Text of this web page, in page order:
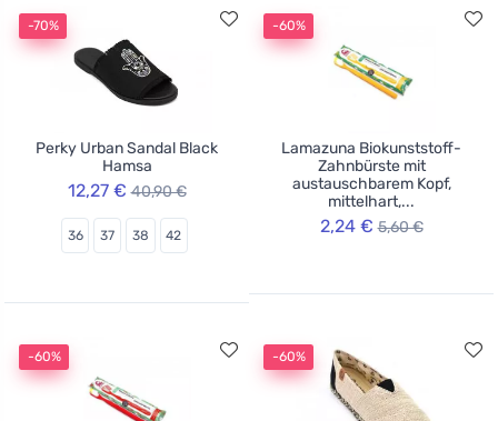
-70%
Perky Urban Sandal Black
Hamsa
12,27 € 40,90 €
36 37 38 42
-60%
Lamazuna Biokunststoff-
Zahnbürste mit
austauschbarem Kopf,
mittelhart,...
2,24 € 5,60 €
-60% -60%